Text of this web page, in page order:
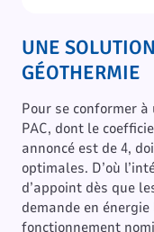
UNE
GÉOTHERMIE
Pour se conformer
PAC, dont le
annoncé est de 4,
optimales. D’où
d’appoint dès que
demande en
fonctionnement